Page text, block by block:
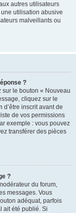
autres utilisateurs
utilisation abusive
malveillants ou
?
sur le bouton « Nouveau
cliquez sur le
inscrit avant de
de vos permissions
exemple : vous pouvez
transférer des pièces
?
du forum,
messages. Vous
adéquat, parfois
ait été publié. Si